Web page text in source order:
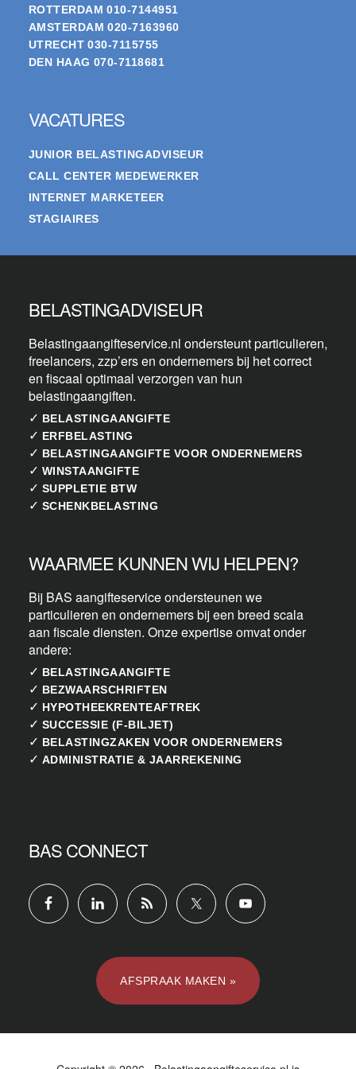
ROTTERDAM 010-7144951
AMSTERDAM 020-7163960
UTRECHT 030-7115755
DEN HAAG 070-7118681
VACATURES
JUNIOR BELASTINGADVISEUR
CALL CENTER MEDEWERKER
INTERNET MARKETEER
STAGIAIRES
BELASTINGADVISEUR
Belastingaangifteservice.nl ondersteunt particulieren,
freelancers, zzp’ers en ondernemers bij het correct
en fiscaal optimaal verzorgen van hun
belastingaangiften.
✓ BELASTINGAANGIFTE
✓ ERFBELASTING
✓ BELASTINGAANGIFTE VOOR ONDERNEMERS
✓ WINSTAANGIFTE
✓ SUPPLETIE BTW
✓ SCHENKBELASTING
WAARMEE KUNNEN WIJ HELPEN?
Bij BAS aangifteservice ondersteunen we
particulieren en ondernemers bij een breed scala
aan fiscale diensten. Onze expertise omvat onder
andere:
✓ BELASTINGAANGIFTE
✓ BEZWAARSCHRIFTEN
✓ HYPOTHEEKRENTEAFTREK
✓ SUCCESSIE (F-BILJET)
✓ BELASTINGZAKEN VOOR ONDERNEMERS
✓ ADMINISTRATIE & JAARREKENING
BAS CONNECT
AFSPRAAK MAKEN »